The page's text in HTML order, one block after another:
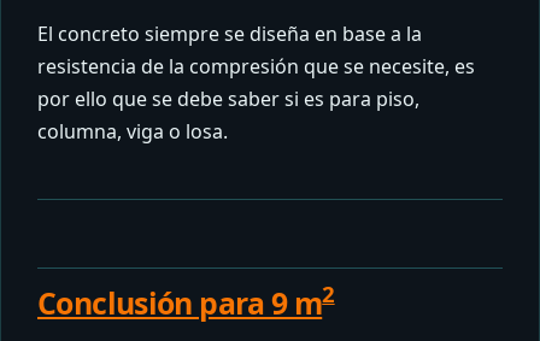
El concreto siempre se diseña en base a la
resistencia de la compresión que se necesite, es
por ello que se debe saber si es para piso,
columna, viga o losa.
Conclusión para 9 m2